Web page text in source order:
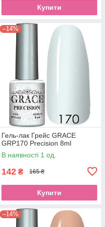
Купити
–14%
Гель-лак Грейс GRACE
GRP170 Precision 8ml
В наявності 1 од.
142 ₴ 165 ₴
Купити
–14%